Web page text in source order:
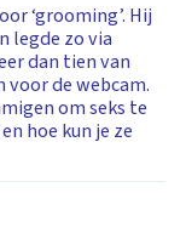
‘grooming’. Hij
legde zo via
dan tien van
de webcam.
om seks te
hoe kun je ze